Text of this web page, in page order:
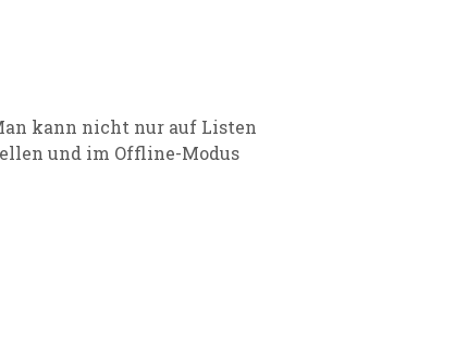
kann nicht nur auf Listen
und im Offline-Modus